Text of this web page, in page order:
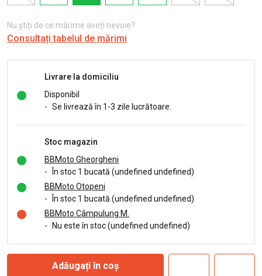
Nu știți de ce mărime aveți nevoie?
Consultați tabelul de mărimi
Livrare la domiciliu
Disponibil
- Se livrează în 1-3 zile lucrătoare.
Stoc magazin
BBMoto Gheorgheni
-
În stoc 1 bucată (undefined undefined)
BBMoto Otopeni
-
În stoc 1 bucată (undefined undefined)
BBMoto Câmpulung M.
-
Nu este în stoc (undefined undefined)
Adăugați în coș